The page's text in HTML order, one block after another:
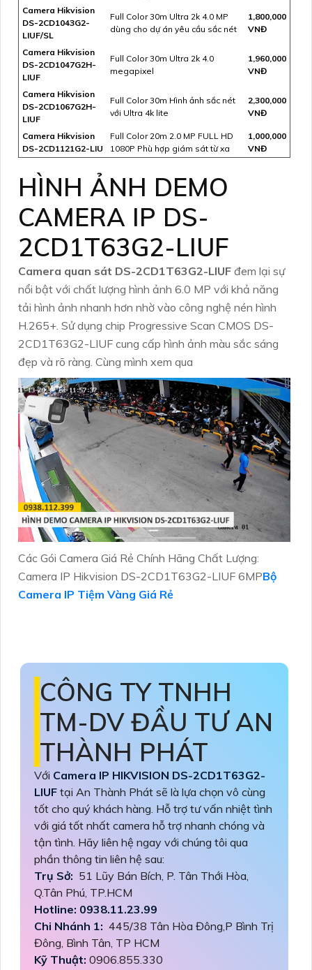
Camera Hikvision
DS-2CD1043G2-
LIUF/SL
Full Color 30m Ultra 2k 4.0 MP
dùng cho dự án yêu cầu sắc nét
1,800,000
VNĐ
Camera Hikvision
DS-2CD1047G2H-
LIUF
Full Color 30m Ultra 2k 4.0
megapixel
1,960,000
VNĐ
Camera Hikvision
DS-2CD1067G2H-
LIUF
Full Color 30m Hình ảnh sắc nét
với Ultra 4k lite
2,300,000
VNĐ
Camera Hikvision
DS-2CD1121G2-LIU
Full Color 20m 2.0 MP FULL HD
1080P Phù hợp giám sát từ xa
1,000,000
VNĐ
HÌNH ẢNH DEMO
CAMERA IP DS-
2CD1T63G2-LIUF
Camera quan sát DS-2CD1T63G2-LIUF đem lại sự
nổi bật với chất lượng hình ảnh 6.0 MP với khả năng
tải hình ảnh nhanh hơn nhờ vào công nghệ nén hình
H.265+. Sử dụng chip Progressive Scan CMOS DS-
2CD1T63G2-LIUF cung cấp hình ảnh màu sắc sáng
đẹp và rõ ràng. Cùng mình xem qua
Các Gói Camera Giá Rẻ Chính Hãng Chất Lượng:
Camera IP Hikvision DS-2CD1T63G2-LIUF 6MPBộ
Camera IP Tiệm Vàng Giá Rẻ
CÔNG TY TNHH
TM-DV ĐẦU TƯ AN
THÀNH PHÁT
Với Camera IP HIKVISION DS-2CD1T63G2-
LIUF tại An Thành Phát sẽ là lựa chọn vô cùng
tốt cho quý khách hàng. Hỗ trợ tư vấn nhiệt tình
với giá tốt nhất camera hỗ trợ nhanh chóng và
tận tình. Hãy liên hệ ngay với chúng tôi qua
phần thông tin liên hệ sau:
Trụ Sở: 51 Lũy Bán Bích, P. Tân Thới Hòa,
Q.Tân Phú, TP.HCM
Hotline: 0938.11.23.99
Chi Nhánh 1: 445/38 Tân Hòa Đông,P Bình Trị
Đông, Bình Tân, TP HCM
Kỹ Thuật: 0906.855.330